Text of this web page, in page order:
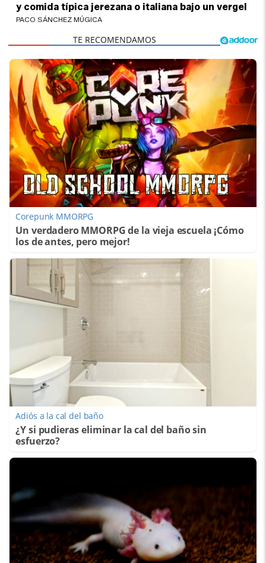
y comida típica jerezana o italiana bajo un vergel
PACO SÁNCHEZ MÚGICA
Corepunk MMORPG
Un verdadero MMORPG de la vieja escuela ¡Cómo
los de antes, pero mejor!
Adiós a la cal del baño
¿Y si pudieras eliminar la cal del baño sin
esfuerzo?